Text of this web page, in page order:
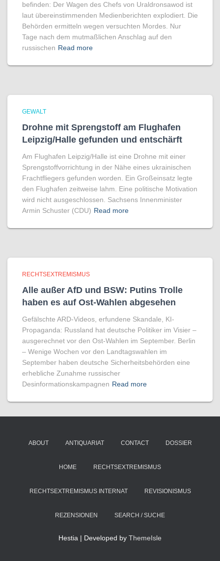
befinden: Der Wagen des Chefs von Uraldronsawod ist
laut übereinstimmenden Medienberichten explodiert. Die
Behörden ermitteln wegen versuchten Mordes. Nur
Tage nach dem mutmaßlichen Anschlag auf den
russischen Read more
GEWALT
Drohne mit Sprengstoff am Flughafen
Leipzig/Halle gefunden und entschärft
Am Flughafen Leipzig/Halle ist eine Drohne mit einer
Sprengstoffvorrichtung in der Nähe eines ukrainischen
Frachtfliegers gefunden worden. Ein Großeinsatz legte
den Flughafen zeitweise lahm. Eine politische Motivation
wird nicht ausgeschlossen. Sachsens Innenminister
Armin Schuster (CDU) Read more
RECHTSEXTREMISMUS
Alle außer AfD und BSW: Putins Trolle
haben es auf Ost-Wahlen abgesehen
Gefälschte ARD-Videos, erfundene Skandale, KI-
Propaganda: Russland hat deutsche Politiker im Visier –
ausgerechnet vor den Ost-Wahlen im September. Berlin
– Wenige Wochen vor den Landtagswahlen im
September haben deutsche Sicherheitsbehörden eine
erhebliche Zunahme russischer
Desinformationskampagnen Read more
ABOUT ANTIQUARIAT CONTACT DOSSIER
HOME RECHTSEXTREMISMUS
RECHTSEXTREMISMUS INTERNAT REVISIONISMUS
REZENSIONEN SEARCH / SUCHE
Hestia | Developed by ThemeIsle